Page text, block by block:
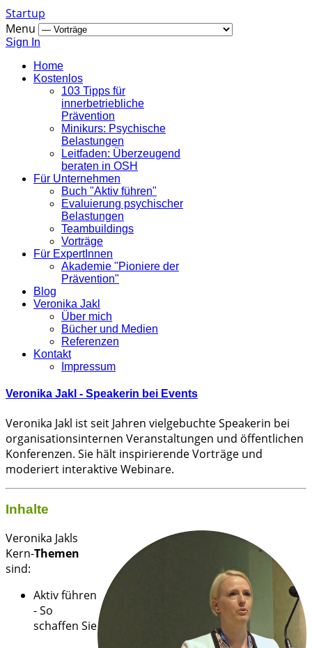
Startup
Menu
Sign In
Home
Kostenlos
103 Tipps für
innerbetriebliche
Prävention
Minikurs: Psychische
Belastungen
Leitfaden: Überzeugend
beraten in OSH
Für Unternehmen
Buch "Aktiv führen"
Evaluierung psychischer
Belastungen
Teambuildings
Vorträge
Für ExpertInnen
Akademie "Pioniere der
Prävention"
Blog
Veronika Jakl
Über mich
Bücher und Medien
Referenzen
Kontakt
Impressum
Veronika Jakl - Speakerin bei Events
Veronika Jakl ist seit Jahren vielgebuchte Speakerin bei
organisationsinternen Veranstaltungen und öffentlichen
Konferenzen. Sie hält inspirierende Vorträge und
moderiert interaktive Webinare.
Inhalte
Veronika Jakls
Kern-Themen
sind:
Aktiv führen
- So
schaffen Sie